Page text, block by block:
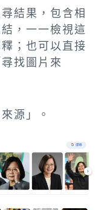
結果，包含相
，一一檢視這
；也可以直接
找圖片來
源」。